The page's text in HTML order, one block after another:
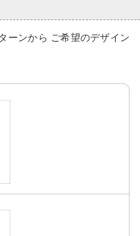
ーンから ご希望のデザイン